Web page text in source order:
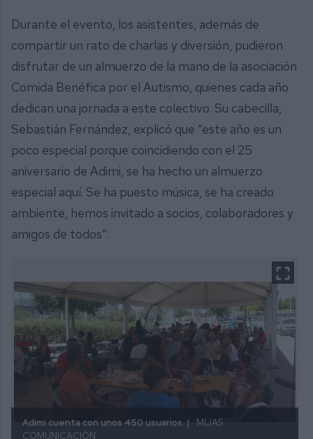
Durante el evento, los asistentes, además de
compartir un rato de charlas y diversión, pudieron
disfrutar de un almuerzo de la mano de la asociación
Comida Benéfica por el Autismo, quienes cada año
dedican una jornada a este colectivo. Su cabecilla,
Sebastián Fernández, explicó que “este año es un
poco especial porque coincidiendo con el 25
aniversario de Adimi, se ha hecho un almuerzo
especial aquí. Se ha puesto música, se ha creado
ambiente, hemos invitado a socios, colaboradores y
amigos de todos”.
Adimi cuenta con unos 450 usuarios. |
MIJAS
COMUNICACIÓN